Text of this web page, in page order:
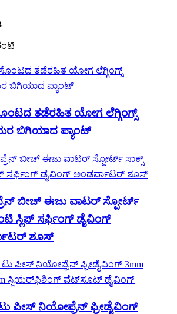
ತಡೆರಹಿತ ಯೋಗ ಲೆಗ್ಗಿಂಗ್ಸ್
ಬಿಗಿಯಾದ ಪ್ಯಾಂಟ್
ಬೀಚ್ ಈಜು ವಾಟರ್ ಸ್ಪೋರ್ಟ್
ಸ್ಲಿಪ್ ಸರ್ಫಿಂಗ್ ಡೈವಿಂಗ್
ಶೂಸ್
ಪೀಸ್ ನಿಯೋಪ್ರೆನ್ ಫ್ರೀಡೈವಿಂಗ್